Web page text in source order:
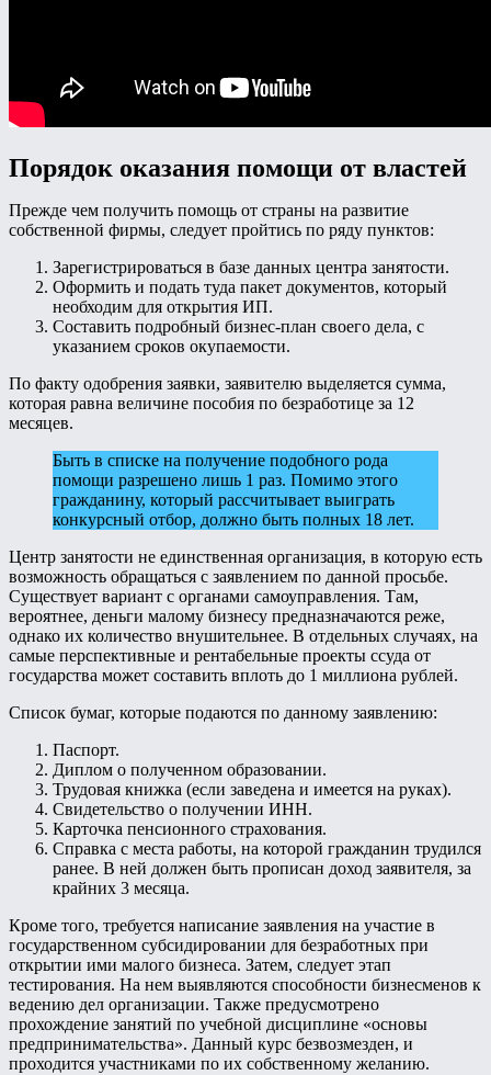
Порядок оказания помощи от властей
Прежде чем получить помощь от страны на развитие
собственной фирмы, следует пройтись по ряду пунктов:
Зарегистрироваться в базе данных центра занятости.
Оформить и подать туда пакет документов, который
необходим для открытия ИП.
Составить подробный бизнес-план своего дела, с
указанием сроков окупаемости.
По факту одобрения заявки, заявителю выделяется сумма,
которая равна величине пособия по безработице за 12
месяцев.
Быть в списке на получение подобного рода
помощи разрешено лишь 1 раз. Помимо этого
гражданину, который рассчитывает выиграть
конкурсный отбор, должно быть полных 18 лет.
Центр занятости не единственная организация, в которую есть
возможность обращаться с заявлением по данной просьбе.
Существует вариант с органами самоуправления. Там,
вероятнее, деньги малому бизнесу предназначаются реже,
однако их количество внушительнее. В отдельных случаях, на
самые перспективные и рентабельные проекты ссуда от
государства может составить вплоть до 1 миллиона рублей.
Список бумаг, которые подаются по данному заявлению:
Паспорт.
Диплом о полученном образовании.
Трудовая книжка (если заведена и имеется на руках).
Свидетельство о получении ИНН.
Карточка пенсионного страхования.
Справка с места работы, на которой гражданин трудился
ранее. В ней должен быть прописан доход заявителя, за
крайних 3 месяца.
Кроме того, требуется написание заявления на участие в
государственном субсидировании для безработных при
открытии ими малого бизнеса. Затем, следует этап
тестирования. На нем выявляются способности бизнесменов к
ведению дел организации. Также предусмотрено
прохождение занятий по учебной дисциплине «основы
предпринимательства». Данный курс безвозмезден, и
проходится участниками по их собственному желанию.